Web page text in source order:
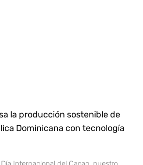
la producción sostenible de
Dominicana con tecnología